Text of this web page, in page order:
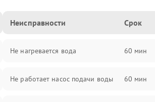
Неисправности Срок
Не нагревается вода 60 мин
Не работает насос подачи воды 60 мин